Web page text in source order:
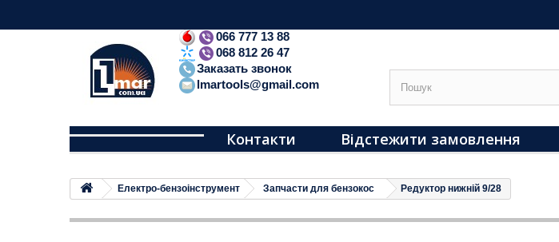
066 777 13 88
068 812 26 47
Заказать звонок
lmartools@gmail.com
Контакти Відстежити замовлення
Електро-бензоінструмент Запчасти для бензокос Редуктор нижній 9/28